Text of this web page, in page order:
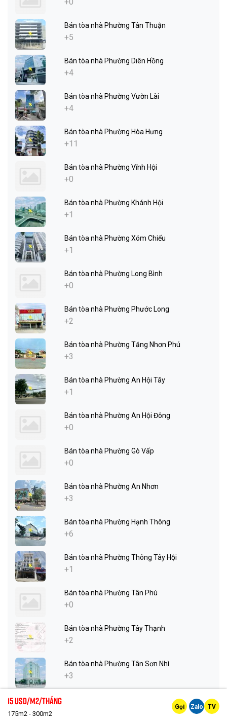
Bán tòa nhà Phường Tân Thuận
+5
Bán tòa nhà Phường Diên Hồng
+4
Bán tòa nhà Phường Vườn Lài
+4
Bán tòa nhà Phường Hòa Hưng
+11
Bán tòa nhà Phường Vĩnh Hội
+0
Bán tòa nhà Phường Khánh Hội
+1
Bán tòa nhà Phường Xóm Chiếu
+1
Bán tòa nhà Phường Long Bình
+0
Bán tòa nhà Phường Phước Long
+2
Bán tòa nhà Phường Tăng Nhơn Phú
+3
Bán tòa nhà Phường An Hội Tây
+1
Bán tòa nhà Phường An Hội Đông
+0
Bán tòa nhà Phường Gò Vấp
+0
Bán tòa nhà Phường An Nhơn
+3
Bán tòa nhà Phường Hạnh Thông
+6
Bán tòa nhà Phường Thông Tây Hội
+1
Bán tòa nhà Phường Tân Phú
+0
Bán tòa nhà Phường Tây Thạnh
+2
Bán tòa nhà Phường Tân Sơn Nhì
+3
15 Usd/m2/tháng
175m2 - 300m2
Gọi Zalo TV